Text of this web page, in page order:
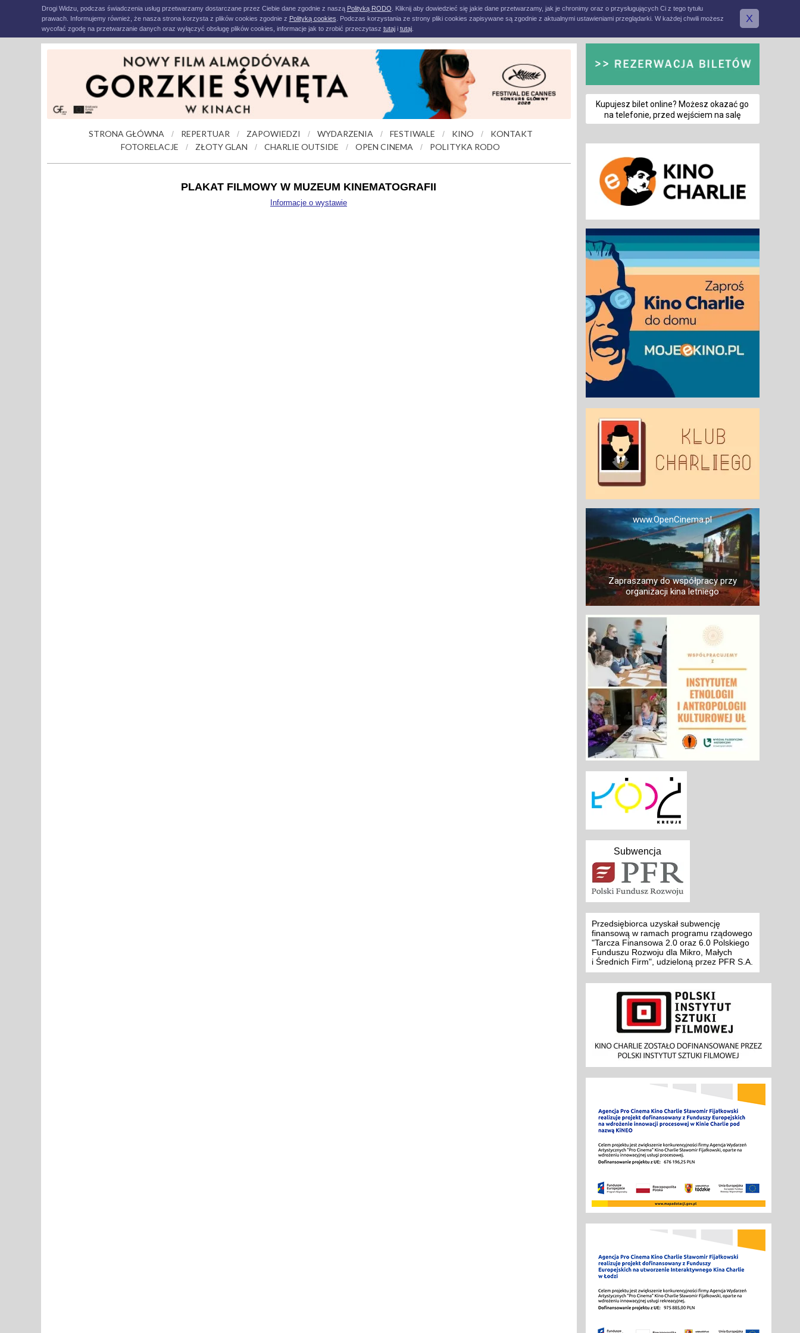
Drogi Widzu, podczas świadczenia usług przetwarzamy dostarczane przez Ciebie dane zgodnie z naszą Polityką RODO . Kliknij aby dowiedzieć się jakie dane przetwarzamy, jak je chronimy oraz o przysługujących Ci z tego tytułu
prawach. Informujemy również, że nasza strona korzysta z plików cookies zgodnie z Polityką cookies . Podczas korzystania ze strony pliki cookies zapisywane są zgodnie z aktualnymi ustawieniami przeglądarki. W każdej chwili możesz
wycofać zgodę na przetwarzanie danych oraz wyłączyć obsługę plików cookies, informacje jak to zrobić przeczytasz tutaji tutaj.
X
STRONA GŁÓWNA / REPERTUAR / ZAPOWIEDZI / WYDARZENIA / FESTIWALE / KINO /
KONTAKT
FOTORELACJE
/ ZŁOTY GLAN / CHARLIE OUTSIDE / OPEN CINEMA / POLITYKA RODO
PLAKAT FILMOWY W MUZEUM KINEMATOGRAFII
Informacje o wystawie
Kupujesz bilet online? Możesz okazać go
na telefonie, przed wejściem na salę
www.OpenCinema.pl
Zapraszamy do współpracy przy
organizacji kina letniego
Subwencja
Przedsiębiorca uzyskał subwencję
finansową w ramach programu rządowego
"Tarcza Finansowa 2.0 oraz 6.0 Polskiego
Funduszu Rozwoju dla Mikro, Małych
i Średnich Firm", udzieloną przez PFR S.A.